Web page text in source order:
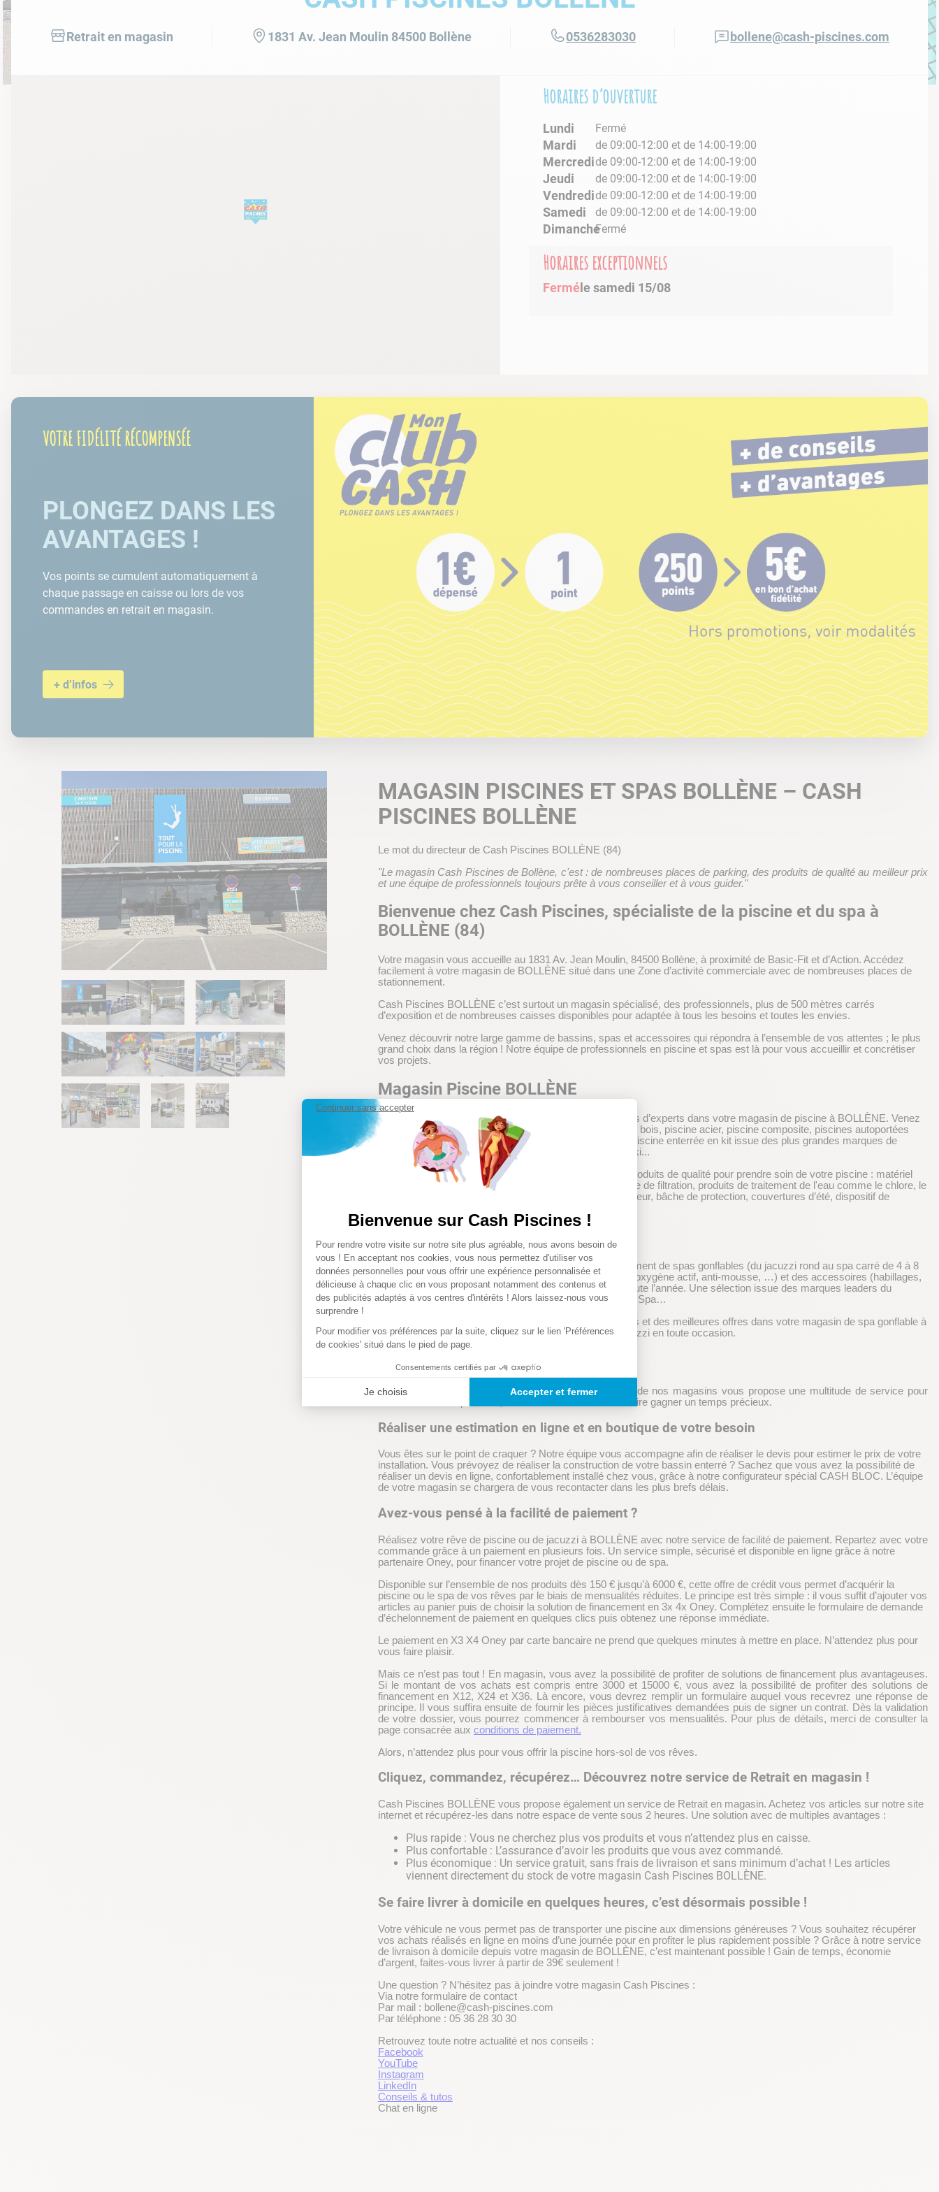
Retrait en magasin 1831 Av. Jean Moulin 84500 Bollène 0536283030 bollene@cash-piscines.com
Horaires d’ouverture
Lundi Fermé
Mardi de 09:00-12:00 et de 14:00-19:00
Mercredide 09:00-12:00 et de 14:00-19:00
Jeudi de 09:00-12:00 et de 14:00-19:00
Vendredide 09:00-12:00 et de 14:00-19:00
Samedi de 09:00-12:00 et de 14:00-19:00
DimancheFermé
Horaires exceptionnels
Ferméle samedi 15/08
VOTRE FIDÉLITÉ RÉCOMPENSÉE
PLONGEZ DANS LES
AVANTAGES !
Vos points se cumulent automatiquement à
chaque passage en caisse ou lors de vos
commandes en retrait en magasin.
+ d’infos
MAGASIN PISCINES ET SPAS BOLLÈNE – CASH
PISCINES BOLLÈNE
Le mot du directeur de Cash Piscines BOLLÈNE (84)
"Le magasin Cash Piscines de Bollène, c'est : de nombreuses places de parking, des produits de qualité au meilleur prix
et une équipe de professionnels toujours prête à vous conseiller et à vous guider."
Bienvenue chez Cash Piscines, spécialiste de la piscine et du spa à
BOLLÈNE (84)
Votre magasin vous accueille au 1831 Av. Jean Moulin, 84500 Bollène, à proximité de Basic-Fit et d’Action. Accédez
facilement à votre magasin de BOLLÈNE situé dans une Zone d’activité commerciale avec de nombreuses places de
stationnement.
Cash Piscines BOLLÈNE c’est surtout un magasin spécialisé, des professionnels, plus de 500 mètres carrés
d’exposition et de nombreuses caisses disponibles pour adaptée à tous les besoins et toutes les envies.
Venez découvrir notre large gamme de bassins, spas et accessoires qui répondra à l’ensemble de vos attentes ; le plus
grand choix dans la région ! Notre équipe de professionnels en piscine et spas est là pour vous accueillir et concrétiser
vos projets.
Magasin Piscine BOLLÈNE
Bénéficiez d’une large sélection de produits et de conseils d’experts dans votre magasin de piscine à BOLLÈNE. Venez
découvrir notre large gamme de piscine tubulaire, piscine bois, piscine acier, piscine composite, piscines autoportées
mais aussi tout le matériel pour la construction de votre piscine enterrée en kit issue des plus grandes marques de
piscines et de matériel de piscines : Intex, Bestway, Yzaki...
Nous vous proposons également une large gamme de produits de qualité pour prendre soin de votre piscine : matériel
d’entretien (robots électriques, aspirateurs piscine, pompe de filtration, produits de traitement de l'eau comme le chlore, le
brome, …), équipements (robot de piscine, pompe à chaleur, bâche de protection, couvertures d’été, dispositif de
Magasin Spas BOLLÈNE
Cash Piscines BOLLÈNE vous propose un large assortiment de spas gonflables (du jacuzzi rond au spa carré de 4 à 8
personnes) ainsi que des produits de traitement (brome, oxygène actif, anti-mousse, …) et des accessoires (habillages,
robot aspirateur…) pour profiter de votre spa gonflable toute l’année. Une sélection issue des marques leaders du
marché : Bestway, Intex, Purespa, Lay-Z Spa, Everyday Spa…
Bénéficiez de précieux conseils de notre équipe d’experts et des meilleures offres dans votre magasin de spa gonflable à
BOLLÈNE pour choisir, entretenir et profiter de votre jacuzzi en toute occasion.
Nos services pour nos clients
Comme votre satisfaction est notre priorité, l’ensemble de nos magasins vous propose une multitude de service pour
améliorer votre expérience, vous faciliter la vie et vous faire gagner un temps précieux.
Réaliser une estimation en ligne et en boutique de votre besoin
Vous êtes sur le point de craquer ? Notre équipe vous accompagne afin de réaliser le devis pour estimer le prix de votre
installation. Vous prévoyez de réaliser la construction de votre bassin enterré ? Sachez que vous avez la possibilité de
réaliser un devis en ligne, confortablement installé chez vous, grâce à notre configurateur spécial CASH BLOC. L’équipe
de votre magasin se chargera de vous recontacter dans les plus brefs délais.
Avez-vous pensé à la facilité de paiement ?
Réalisez votre rêve de piscine ou de jacuzzi à BOLLÈNE avec notre service de facilité de paiement. Repartez avec votre
commande grâce à un paiement en plusieurs fois. Un service simple, sécurisé et disponible en ligne grâce à notre
partenaire Oney, pour financer votre projet de piscine ou de spa.
Disponible sur l’ensemble de nos produits dès 150 € jusqu’à 6000 €, cette offre de crédit vous permet d’acquérir la
piscine ou le spa de vos rêves par le biais de mensualités réduites. Le principe est très simple : il vous suffit d’ajouter vos
articles au panier puis de choisir la solution de financement en 3x 4x Oney. Complétez ensuite le formulaire de demande
d’échelonnement de paiement en quelques clics puis obtenez une réponse immédiate.
Le paiement en X3 X4 Oney par carte bancaire ne prend que quelques minutes à mettre en place. N’attendez plus pour
vous faire plaisir.
Mais ce n’est pas tout ! En magasin, vous avez la possibilité de profiter de solutions de financement plus avantageuses.
Si le montant de vos achats est compris entre 3000 et 15000 €, vous avez la possibilité de profiter des solutions de
financement en X12, X24 et X36. Là encore, vous devrez remplir un formulaire auquel vous recevrez une réponse de
principe. Il vous suffira ensuite de fournir les pièces justificatives demandées puis de signer un contrat. Dès la validation
de votre dossier, vous pourrez commencer à rembourser vos mensualités. Pour plus de détails, merci de consulter la
page consacrée aux conditions de paiement.
Alors, n’attendez plus pour vous offrir la piscine hors-sol de vos rêves.
Cliquez, commandez, récupérez… Découvrez notre service de Retrait en magasin !
Cash Piscines BOLLÈNE vous propose également un service de Retrait en magasin. Achetez vos articles sur notre site
internet et récupérez-les dans notre espace de vente sous 2 heures. Une solution avec de multiples avantages :
Plus rapide : Vous ne cherchez plus vos produits et vous n’attendez plus en caisse.
Plus confortable : L’assurance d’avoir les produits que vous avez commandé.
Plus économique : Un service gratuit, sans frais de livraison et sans minimum d’achat ! Les articles
viennent directement du stock de votre magasin Cash Piscines BOLLÈNE.
Se faire livrer à domicile en quelques heures, c’est désormais possible !
Votre véhicule ne vous permet pas de transporter une piscine aux dimensions généreuses ? Vous souhaitez récupérer
vos achats réalisés en ligne en moins d’une journée pour en profiter le plus rapidement possible ? Grâce à notre service
de livraison à domicile depuis votre magasin de BOLLÈNE, c’est maintenant possible ! Gain de temps, économie
d’argent, faites-vous livrer à partir de 39€ seulement !
Une question ? N’hésitez pas à joindre votre magasin Cash Piscines :
Via notre formulaire de contact
Par mail : bollene@cash-piscines.com
Par téléphone : 05 36 28 30 30
Retrouvez toute notre actualité et nos conseils :
Facebook
YouTube
Instagram
LinkedIn
Conseils & tutos
Chat en ligne
Continuer sans accepter
Bienvenue sur Cash Piscines !
Plateforme de Gestion du Consentement : Personnalisez vos Options
Pour rendre votre visite sur notre site plus agréable, nous avons besoin de
vous ! En acceptant nos cookies, vous nous permettez d'utiliser vos
données personnelles pour vous offrir une expérience personnalisée et
délicieuse à chaque clic en vous proposant notamment des contenus et
des publicités adaptés à vos centres d'intérêts ! Alors laissez-nous vous
surprendre !
Pour modifier vos préférences par la suite, cliquez sur le lien 'Préférences
de cookies' situé dans le pied de page.
Consentements certifiés par
Je choisis Accepter et fermer
Axeptio consent